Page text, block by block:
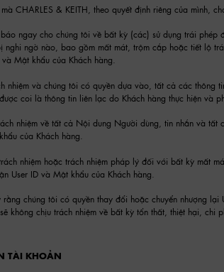
mà CHARLES & KEITH, theo quyết định riêng của mình,
ngay cho chúng tôi về bất kỳ (các) sử dụng trái
ngờ nào, bao gồm mất mát, trộm cắp hoặc tiết lộ
Mật khẩu của Khách hàng.
nhiệm và chúng tôi có quyền dựa vào, tất cả các
coi là thông tin liên lạc do Khách hàng thực hiện và
nhiệm về tất cả Nội dung Người dùng, tin nhắn và
của Khách hàng.
nhiệm hoặc trách nhiệm pháp lý đối với bất kỳ mất
User ID và Mật khẩu của Khách hàng.
chúng tôi có quyền thay đổi hoặc chuyển nhượng
không chịu trách nhiệm về bất kỳ tổn thất, thiệt hại,
TÀI KHOẢN